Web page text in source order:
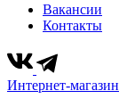
Вакансии
Контакты
Интернет-магазин